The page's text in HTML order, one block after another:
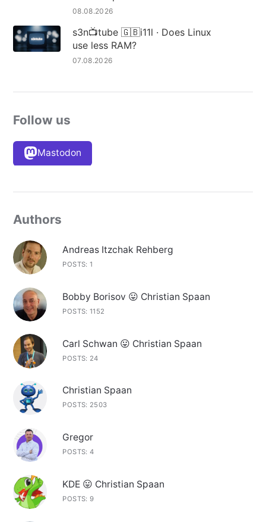
08.08.2026
s3n📺tube 🇬🇧i11l · Does Linux
use less RAM?
07.08.2026
Follow us
Mastodon
Authors
Andreas Itzchak Rehberg
POSTS: 1
Bobby Borisov 😛 Christian Spaan
POSTS: 1152
Carl Schwan 😛 Christian Spaan
POSTS: 24
Christian Spaan
POSTS: 2503
Gregor
POSTS: 4
KDE 😛 Christian Spaan
POSTS: 9